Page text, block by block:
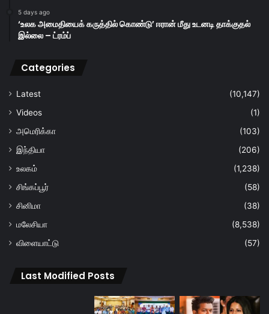
5 days ago
‘உலக அமைதியைக் கருத்தில் கொண்டு’ ஈரான் மீது உடனடி தாக்குதல்
இல்லை – ட்ரம்ப்
Categories
Latest
(10,147)
Videos
(1)
அமெரிக்கா
(103)
இந்தியா
(206)
உலகம்
(1,238)
சிங்கப்பூர்
(58)
சினிமா
(38)
மலேசியா
(8,538)
விளையாட்டு
(57)
Last Modified Posts